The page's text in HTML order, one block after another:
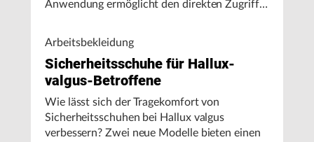
Anwendung ermöglicht den direkten Zugriff
Maschinenleistung, Stillständen und
Energieverbrauch.
Arbeitsbekleidung
Sicherheitsschuhe für Hallux-
valgus-Betroffene
Wie lässt sich der Tragekomfort von
Sicherheitsschuhen bei Hallux valgus
verbessern? Zwei neue Modelle bieten einen